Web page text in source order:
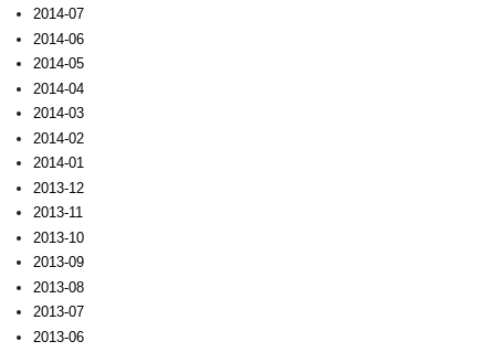
2014-07
2014-06
2014-05
2014-04
2014-03
2014-02
2014-01
2013-12
2013-11
2013-10
2013-09
2013-08
2013-07
2013-06